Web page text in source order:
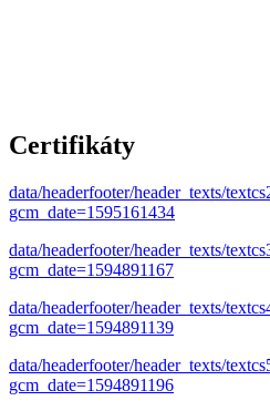
Certifikáty
data/headerfooter/header_texts/
gcm_date=1595161434
data/headerfooter/header_texts/
gcm_date=1594891167
data/headerfooter/header_texts/
gcm_date=1594891139
data/headerfooter/header_texts/
gcm_date=1594891196